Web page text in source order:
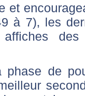
et
à 7), les
de